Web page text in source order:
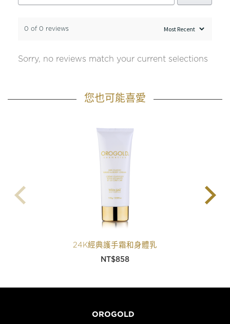
0 of 0 reviews
Sorry, no reviews match your current selections
您也可能喜愛
24K經典護手霜和身體乳
NT$858
OROGOLD